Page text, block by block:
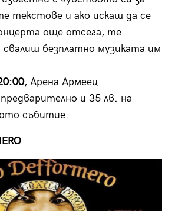
текстове и ако искаш да се
още отсега, те
свалиш безплатно музиката им
, Арена Армеец
и 35 лв. на
събитие.